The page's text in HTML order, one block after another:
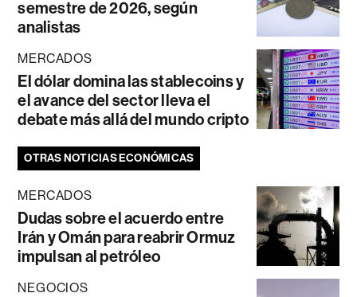
semestre de 2026, según
analistas
MERCADOS
El dólar domina las stablecoins y
el avance del sector lleva el
debate más allá del mundo cripto
OTRAS NOTICIAS ECONÓMICAS
MERCADOS
Dudas sobre el acuerdo entre
Irán y Omán para reabrir Ormuz
impulsan al petróleo
NEGOCIOS